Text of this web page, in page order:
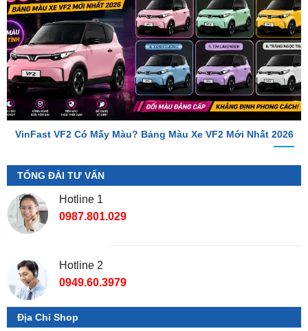
VinFast VF2 Có Mấy Màu? Bảng Màu Xe VF2 Mới Nhất 2026
TỔNG ĐÀI TƯ VẤN
Hotline 1
0987.801.029
Địa Chỉ Shop
📌 Chi Nhánh Hồ Chí Minh: 277-279 Đường số 9A, KDC
Trung Sơn, Bình Chánh, Tp.HCM